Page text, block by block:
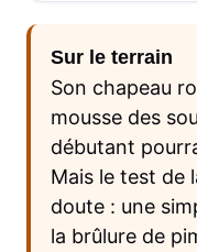
Sur le terrain
Son chapeau
mousse des
débutant
Mais le test de
doute : une
la brûlure de